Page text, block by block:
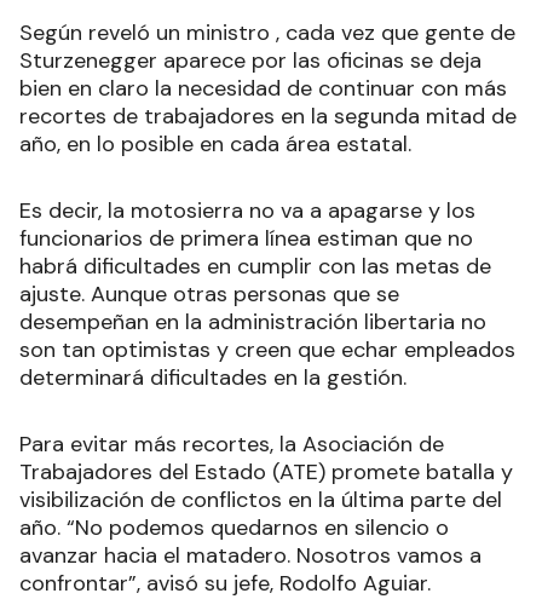
Según reveló un ministro , cada vez que gente de
Sturzenegger aparece por las oficinas se deja
bien en claro la necesidad de continuar con más
recortes de trabajadores en la segunda mitad de
año, en lo posible en cada área estatal.
Es decir, la motosierra no va a apagarse y los
funcionarios de primera línea estiman que no
habrá dificultades en cumplir con las metas de
ajuste. Aunque otras personas que se
desempeñan en la administración libertaria no
son tan optimistas y creen que echar empleados
determinará dificultades en la gestión.
Para evitar más recortes, la Asociación de
Trabajadores del Estado (ATE) promete batalla y
visibilización de conflictos en la última parte del
año. “No podemos quedarnos en silencio o
avanzar hacia el matadero. Nosotros vamos a
confrontar”, avisó su jefe, Rodolfo Aguiar.